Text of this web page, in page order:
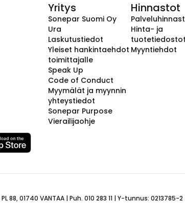
Yritys
Sonepar Suomi Oy
Ura
Laskutustiedot
Yleiset hankintaehdot
toimittajalle
Speak Up
Code of Conduct
Myymälät ja myynnin
yhteystiedot
Sonepar Purpose
Vierailijaohje
Hinnastot
Hinta- ja
tuotetiedostot
Myyntiehdot
88, 01740 VANTAA | Puh. 010 283 11 | Y-tunnus: 0213785-2